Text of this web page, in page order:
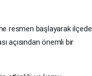
resmen başlayarak ilçede
açısından önemli bir